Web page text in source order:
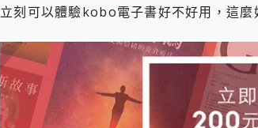
立刻可以體驗kobo電子書好不好用，這麼